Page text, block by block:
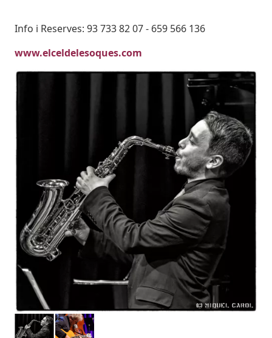
Body
Info i Reserves: 93 733 82 07 - 659 566 136
www.elceldelesoques.com
Imatges
Image